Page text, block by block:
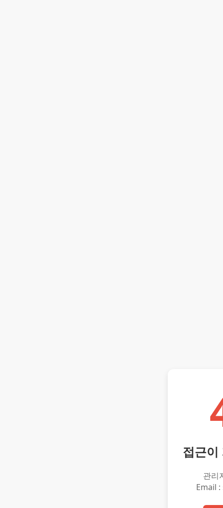
접근이
관리
Email